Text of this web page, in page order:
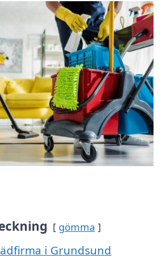
gömma
i Grundsund